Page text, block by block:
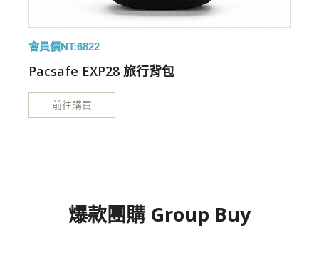
會員價NT:6822
Pacsafe EXP28 旅行背包
前往購買
爆款團購 Group Buy